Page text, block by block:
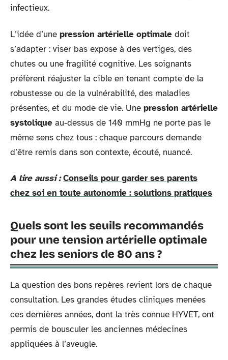
infectieux.
L’idée d’une pression artérielle optimale doit
s’adapter : viser bas expose à des vertiges, des
chutes ou une fragilité cognitive. Les soignants
préfèrent réajuster la cible en tenant compte de la
robustesse ou de la vulnérabilité, des maladies
présentes, et du mode de vie. Une pression artérielle
systolique au-dessus de 140 mmHg ne porte pas le
même sens chez tous : chaque parcours demande
d’être remis dans son contexte, écouté, nuancé.
A lire aussi : Conseils pour garder ses parents
chez soi en toute autonomie : solutions pratiques
Quels sont les seuils recommandés
pour une tension artérielle optimale
chez les seniors de 80 ans ?
La question des bons repères revient lors de chaque
consultation. Les grandes études cliniques menées
ces dernières années, dont la très connue HYVET, ont
permis de bousculer les anciennes médecines
appliquées à l’aveugle.